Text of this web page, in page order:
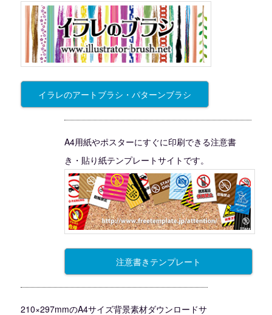
イラレのアートブラシ・パターンブラシ
A4用紙やポスターにすぐに印刷できる注意書
き・貼り紙テンプレートサイトです。
注意書きテンプレート
210×297mmのA4サイズ背景素材ダウンロードサ